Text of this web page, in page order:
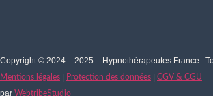
Copyright © 2024 – 2025 – Hypnothérapeutes
Mentions légales | Protection des données | CGV & CGU
par WebtribeStudio